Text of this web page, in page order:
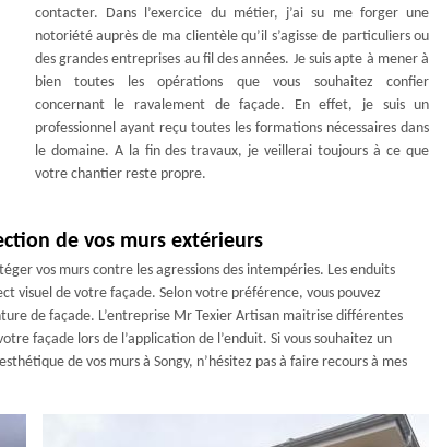
contacter. Dans l’exercice du métier, j’ai su me forger une
notoriété auprès de ma clientèle qu’il s’agisse de particuliers ou
des grandes entreprises au fil des années. Je suis apte à mener à
bien toutes les opérations que vous souhaitez confier
concernant le ravalement de façade. En effet, je suis un
professionnel ayant reçu toutes les formations nécessaires dans
le domaine. A la fin des travaux, je veillerai toujours à ce que
votre chantier reste propre.
de vos murs extérieurs
vos murs contre les agressions des intempéries. Les enduits
visuel de votre façade. Selon votre préférence, vous pouvez
de façade. L’entreprise Mr Texier Artisan maitrise différentes
façade lors de l’application de l’enduit. Si vous souhaitez un
de vos murs à Songy, n’hésitez pas à faire recours à mes